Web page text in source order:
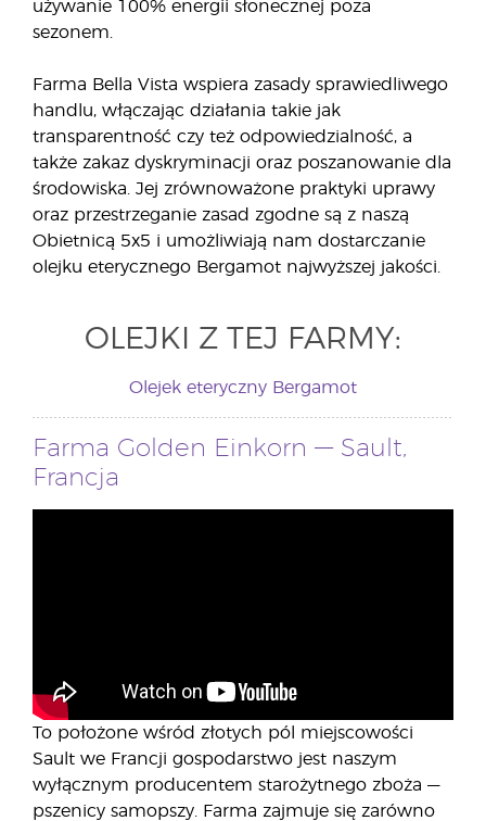
używanie 100% energii słonecznej poza
sezonem.
Farma Bella Vista wspiera zasady sprawiedliwego
handlu, włączając działania takie jak
transparentność czy też odpowiedzialność, a
także zakaz dyskryminacji oraz poszanowanie dla
środowiska. Jej zrównoważone praktyki uprawy
oraz przestrzeganie zasad zgodne są z naszą
Obietnicą 5x5 i umożliwiają nam dostarczanie
olejku eterycznego Bergamot najwyższej jakości.
OLEJKI Z TEJ FARMY:
Olejek eteryczny Bergamot
Farma Golden Einkorn — Sault,
Francja
To położone wśród złotych pól miejscowości
Sault we Francji gospodarstwo jest naszym
wyłącznym producentem starożytnego zboża —
pszenicy samopszy. Farma zajmuje się zarówno